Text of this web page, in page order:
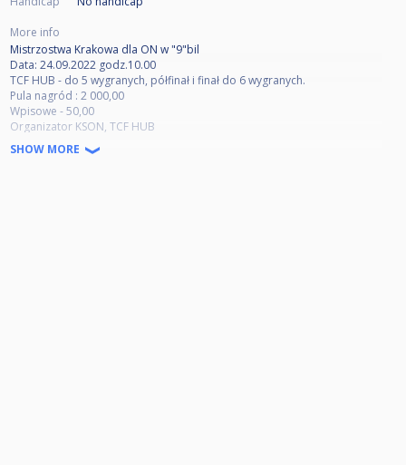
More info
Mistrzostwa Krakowa dla ON w "9"bil
Data: 24.09.2022 godz.10.00
TCF HUB - do 5 wygranych, półfinał i finał do 6 wygranych.
Pula nagród : 2 000,00
Wpisowe - 50,00
Organizator KSON, TCF HUB
SPONSOR: PZBil.
Ograniczona ilość miejsc.
SHOW MORE